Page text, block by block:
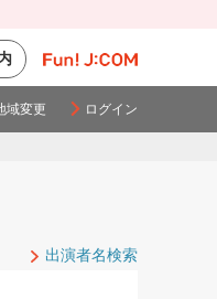
域変更 ログイン
出演者名検索